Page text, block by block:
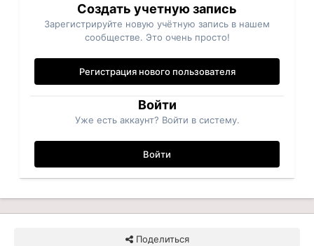
Создать учетную запись
Зарегистрируйте новую учётную запись в нашем
сообществе. Это очень просто!
Регистрация нового пользователя
Войти
Уже есть аккаунт? Войти в систему.
Войти
Поделиться